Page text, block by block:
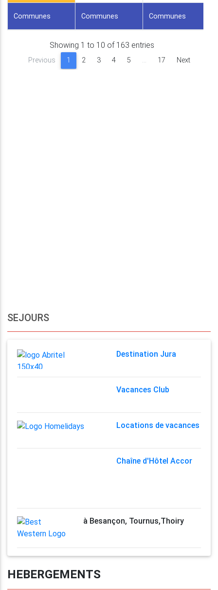
Communes Communes Communes
Showing 1 to 10 of 163 entries
Previous 1 2 3 4 5 … 17 Next
SEJOURS
Destination Jura
Vacances Club
Locations de vacances
Chaîne d'Hôtel Accor
à Besançon, Tournus,Thoiry
HEBERGEMENTS